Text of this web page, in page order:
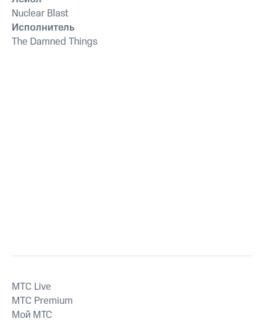
Nuclear Blast
Исполнитель
The Damned Things
MTС Live
MTС Premium
Мой МТС